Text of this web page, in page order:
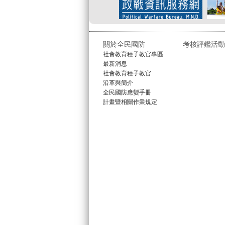
關於全民國防
社會教育種子教官專區
最新消息
社會教育種子教官
沿革與簡介
全民國防應變手冊
計畫暨相關作業規定
考核評鑑活動